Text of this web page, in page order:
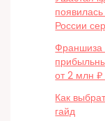
России
Франшиза
от 2 млн
Как
гайд